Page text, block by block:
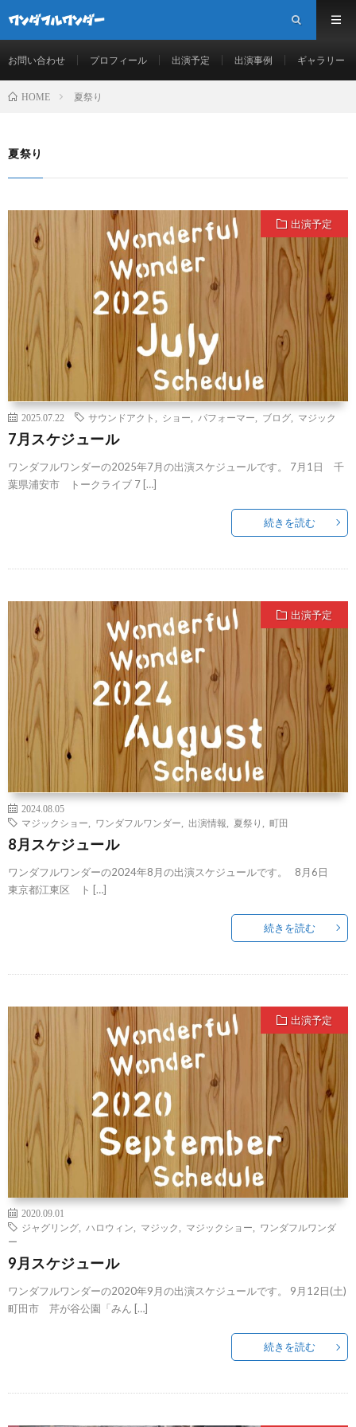
お問い合わせ プロフィール 出演予定 出演事例 ギャラリー
HOME 夏祭り
夏祭り
出演予定
2025.07.22 サウンドアクト ショー パフォーマー ブログ マジック
7月スケジュール
ワンダフルワンダーの2025年7月の出演スケジュールです。 7月1日 千
葉県浦安市 トークライブ 7 […]
続きを読む
出演予定
2024.08.05
マジックショー
ワンダフルワンダー 出演情報 夏祭り 町田
8月スケジュール
ワンダフルワンダーの2024年8月の出演スケジュールです。 8月6日
東京都江東区 ト […]
続きを読む
出演予定
2020.09.01
ジャグリング
ハロウィン マジック マジックショー
ワンダフルワンダ
ー
9月スケジュール
ワンダフルワンダーの2020年9月の出演スケジュールです。 9月12日(土)
町田市 芹が谷公園「みん […]
続きを読む